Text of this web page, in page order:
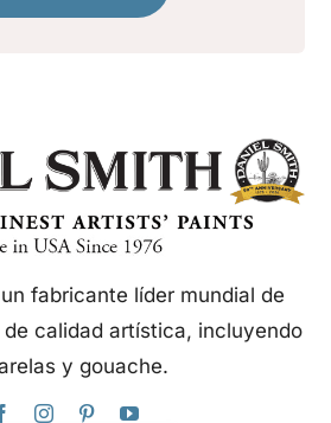
fabricante líder mundial de
calidad artística, incluyendo
y gouache.